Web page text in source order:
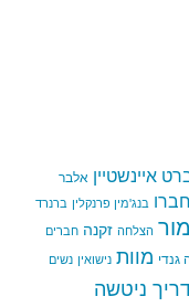
איינשטיין אלבר
בנג'מין פרנקלין ברנרד
הצלחה זקנה חברים
מוות נישואין נשים
ניטשה